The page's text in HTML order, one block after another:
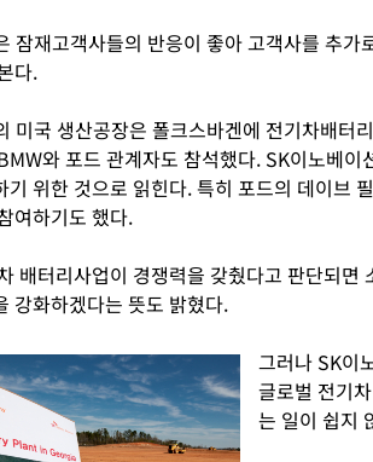
잠재고객사들의 반응이 좋아 고객사를 추가
다.
미국 생산공장은 폴크스바겐에 전기차배터
와 포드 관계자도 참석했다. SK이노베이
기 위한 것으로 읽힌다. 특히 포드의 데이브
여하기도 했다.
배터리사업이 경쟁력을 갖췄다고 판단되면
강화하겠다는 뜻도 밝혔다.
그러나 SK이
글로벌 전기
는 일이 쉽지